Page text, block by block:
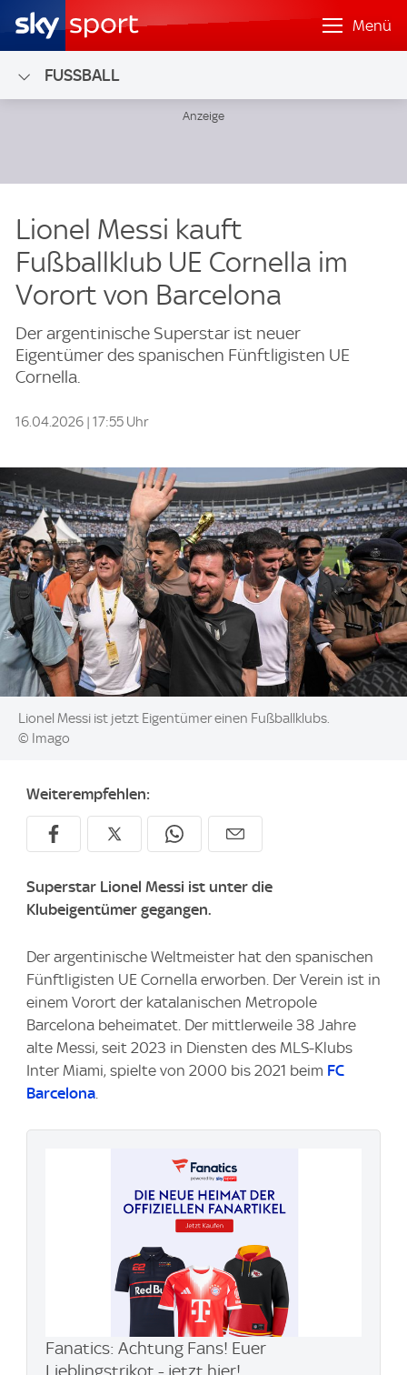
Menü
FUSSBALL
Lionel Messi kauft
Fußballklub UE Cornella im
Vorort von Barcelona
Der argentinische Superstar ist neuer
Eigentümer des spanischen Fünftligisten UE
Cornella.
16.04.2026 | 17:55 Uhr
Image:
Lionel Messi ist jetzt Eigentümer einen Fußballklubs.
© Imago
Weiterempfehlen:
Superstar Lionel Messi ist unter die
Klubeigentümer gegangen.
Der argentinische Weltmeister hat den spanischen
Fünftligisten UE Cornella erworben. Der Verein ist in
einem Vorort der katalanischen Metropole
Barcelona beheimatet. Der mittlerweile 38 Jahre
alte Messi, seit 2023 in Diensten des MLS-Klubs
Inter Miami, spielte von 2000 bis 2021 beim FC
Barcelona.
Fanatics: Achtung Fans! Euer